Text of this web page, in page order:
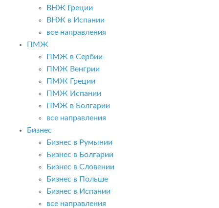
ВНЖ Греции
ВНЖ в Испании
все направления
ПМЖ
ПМЖ в Сербии
ПМЖ Венгрии
ПМЖ Греции
ПМЖ Испании
ПМЖ в Болгарии
все направления
Бизнес
Бизнес в Румынии
Бизнес в Болгарии
Бизнес в Словении
Бизнес в Польше
Бизнес в Испании
все направления